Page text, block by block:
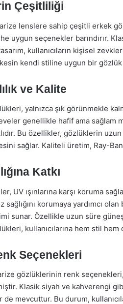
Çeşitliliği
lenslere sahip çeşitli erkek
uygun seçenekler barındırır.
kullanıcıların kişisel
kendi stiline uygun bir gözlük
ve Kalite
yalnızca şık görünmekle
genellikle hafif ama sağlam
Bu özellikler, gözlüklerin
sağlar. Kaliteli üretim, Ray-
Katkı
UV ışınlarına karşı koruma
sağlığını korumaya yardımcı
sunar. Özellikle uzun süre
kullanıcılarına hem stil hem
Seçenekleri
gözlüklerinin renk
Klasik siyah ve kahverengi
mevcuttur. Bu durum,